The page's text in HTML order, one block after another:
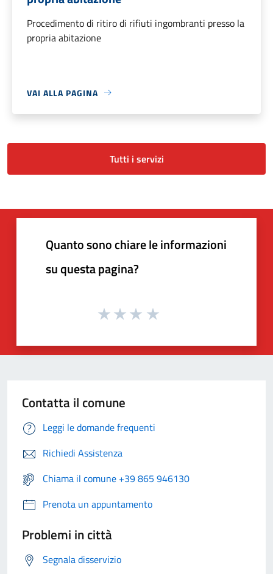
Procedimento di ritiro di rifiuti ingombranti presso la
propria abitazione
VAI ALLA PAGINA
Tutti i servizi
Quanto sono chiare le informazioni
su questa pagina?
Contatta il comune
Leggi le domande frequenti
Richiedi Assistenza
Chiama il comune +39 865 946130
Prenota un appuntamento
Problemi in città
Segnala disservizio